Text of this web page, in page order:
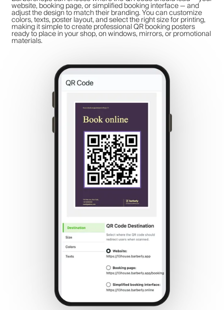
website, booking page, or simplified booking interface — and
adjust the design to match their branding. You can customize
colors, texts, poster layout, and select the right size for printing,
making it simple to create professional QR booking posters
ready to place in your shop, on windows, mirrors, or promotional
materials.